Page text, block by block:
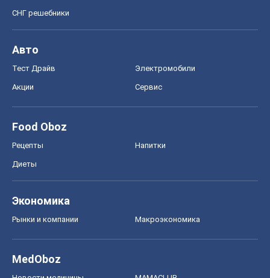
СНГ решебники
Авто
Тест Драйв Электромобили
Акции Сервис
Food Oboz
Рецепты Напитки
Диеты
Экономика
Рынки и компании Mакроэкономика
MedOboz